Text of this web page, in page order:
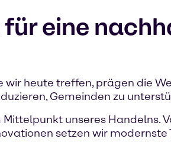
eine
wir heute treffen, prägen die
Gemeinden zu
unseres Handelns.
setzen wir modernste